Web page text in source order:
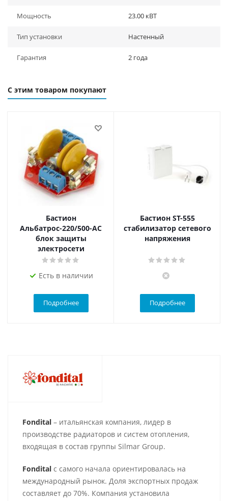
Мощность 23.00 кВТ
Тип установки Настенный
Гарантия 2 года
С этим товаром покупают
Бастион
Альбатрос-220/500-АС
блок защиты
электросети
Есть в наличии
Подробнее
Бастион ST-555
стабилизатор сетевого
напряжения
Подробнее
Fondital – итальянская компания, лидер в
производстве радиаторов и систем отопления,
входящая в состав группы Silmar Group.
Fondital с самого начала ориентировалась на
международный рынок. Доля экспортных продаж
составляет до 70%. Компания установила